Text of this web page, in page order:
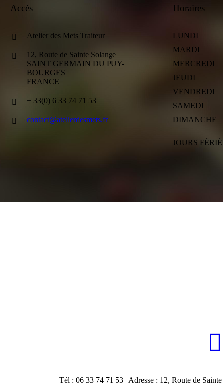
Accès
Atelier des Mets Traiteur
12, Route de Sainte Solange
SAINT GERMAIN DU PUY-
BOURGES
FRANCE
+ 33(0) 6 33 74 71 53
contact@atelierdesmets.fr
Horaires
LUNDI
MARDI
MERCREDI
JEUDI
VENDREDI
SAMEDI
DIMANCHE
JOURS
Tél : 06 33 74 71 53 | Adresse : 12, Route de